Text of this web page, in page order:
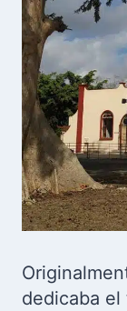
dedicaba